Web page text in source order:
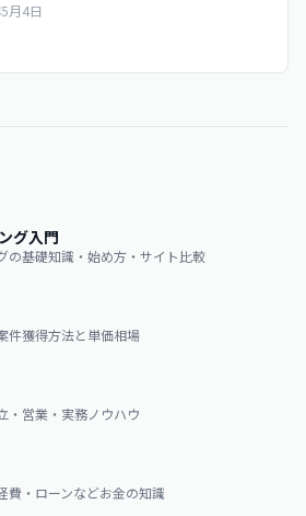
月4日
グ入門
の基礎知識・始め方・サイト比較
件獲得方法と単価相場
・営業・実務ノウハウ
費・ローンなどお金の知識